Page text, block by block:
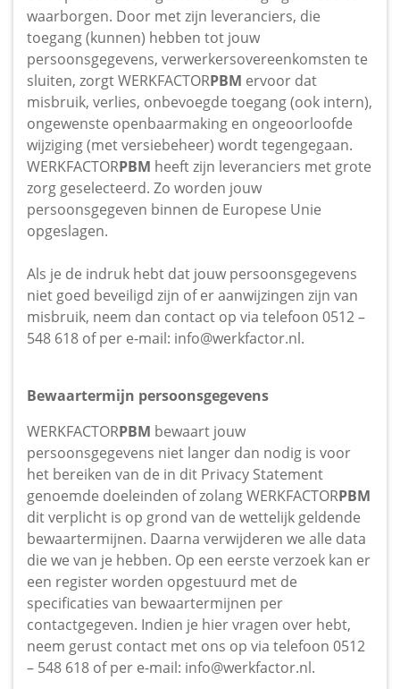
waarborgen. Door met zijn leveranciers, die
toegang (kunnen) hebben tot jouw
persoonsgegevens, verwerkersovereenkomsten te
sluiten, zorgt WERKFACTORPBM ervoor dat
misbruik, verlies, onbevoegde toegang (ook intern),
ongewenste openbaarmaking en ongeoorloofde
wijziging (met versiebeheer) wordt tegengegaan.
WERKFACTORPBM heeft zijn leveranciers met grote
zorg geselecteerd. Zo worden jouw
persoonsgegeven binnen de Europese Unie
opgeslagen.
Als je de indruk hebt dat jouw persoonsgegevens
niet goed beveiligd zijn of er aanwijzingen zijn van
misbruik, neem dan contact op via telefoon 0512 –
548 618 of per e-mail: info@werkfactor.nl.
Bewaartermijn persoonsgegevens
WERKFACTORPBM bewaart jouw
persoonsgegevens niet langer dan nodig is voor
het bereiken van de in dit Privacy Statement
genoemde doeleinden of zolang WERKFACTORPBM
dit verplicht is op grond van de wettelijk geldende
bewaartermijnen. Daarna verwijderen we alle data
die we van je hebben. Op een eerste verzoek kan er
een register worden opgestuurd met de
specificaties van bewaartermijnen per
contactgegeven. Indien je hier vragen over hebt,
neem gerust contact met ons op via telefoon 0512
– 548 618 of per e-mail: info@werkfactor.nl.